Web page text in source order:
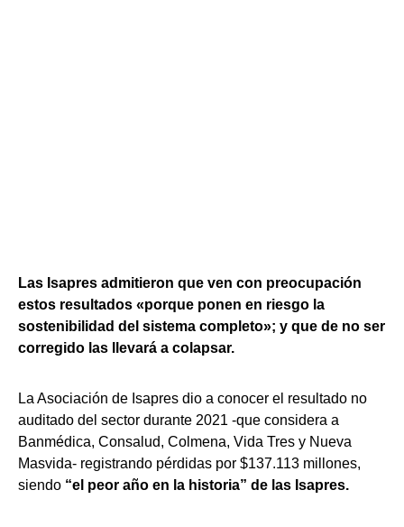
Las Isapres admitieron que ven con preocupación
estos resultados «porque ponen en riesgo la
sostenibilidad del sistema completo»; y que de no ser
corregido las llevará a colapsar.
La Asociación de Isapres dio a conocer el resultado no
auditado del sector durante 2021 -que considera a
Banmédica, Consalud, Colmena, Vida Tres y Nueva
Masvida- registrando pérdidas por $137.113 millones,
siendo “el peor año en la historia” de las Isapres.